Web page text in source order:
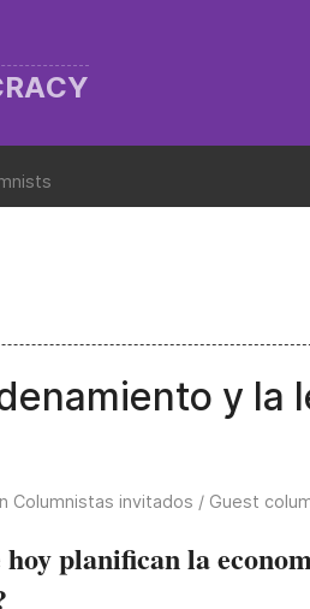
y la
Columnistas invitados / Guest
hoy planifican la